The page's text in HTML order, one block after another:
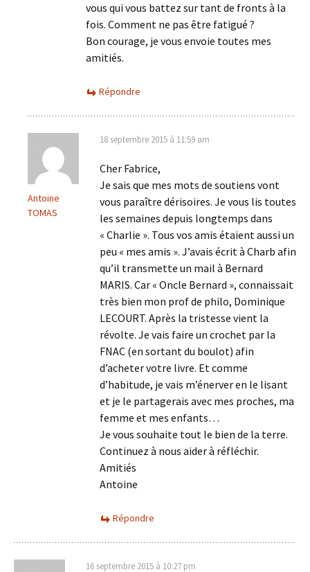
vous qui vous battez sur tant de fronts à la
fois. Comment ne pas être fatigué ?
Bon courage, je vous envoie toutes mes
amitiés.
Répondre
Antoine
TOMAS
18 septembre 2015 à 11:59 am
Cher Fabrice,
Je sais que mes mots de soutiens vont
vous paraître dérisoires. Je vous lis toutes
les semaines depuis longtemps dans
« Charlie ». Tous vos amis étaient aussi un
peu « mes amis ». J’avais écrit à Charb afin
qu’il transmette un mail à Bernard
MARIS. Car « Oncle Bernard », connaissait
très bien mon prof de philo, Dominique
LECOURT. Après la tristesse vient la
révolte. Je vais faire un crochet par la
FNAC (en sortant du boulot) afin
d’acheter votre livre. Et comme
d’habitude, je vais m’énerver en le lisant
et je le partagerais avec mes proches, ma
femme et mes enfants…
Je vous souhaite tout le bien de la terre.
Continuez à nous aider à réfléchir.
Amitiés
Antoine
Répondre
16 septembre 2015 à 10:27 pm